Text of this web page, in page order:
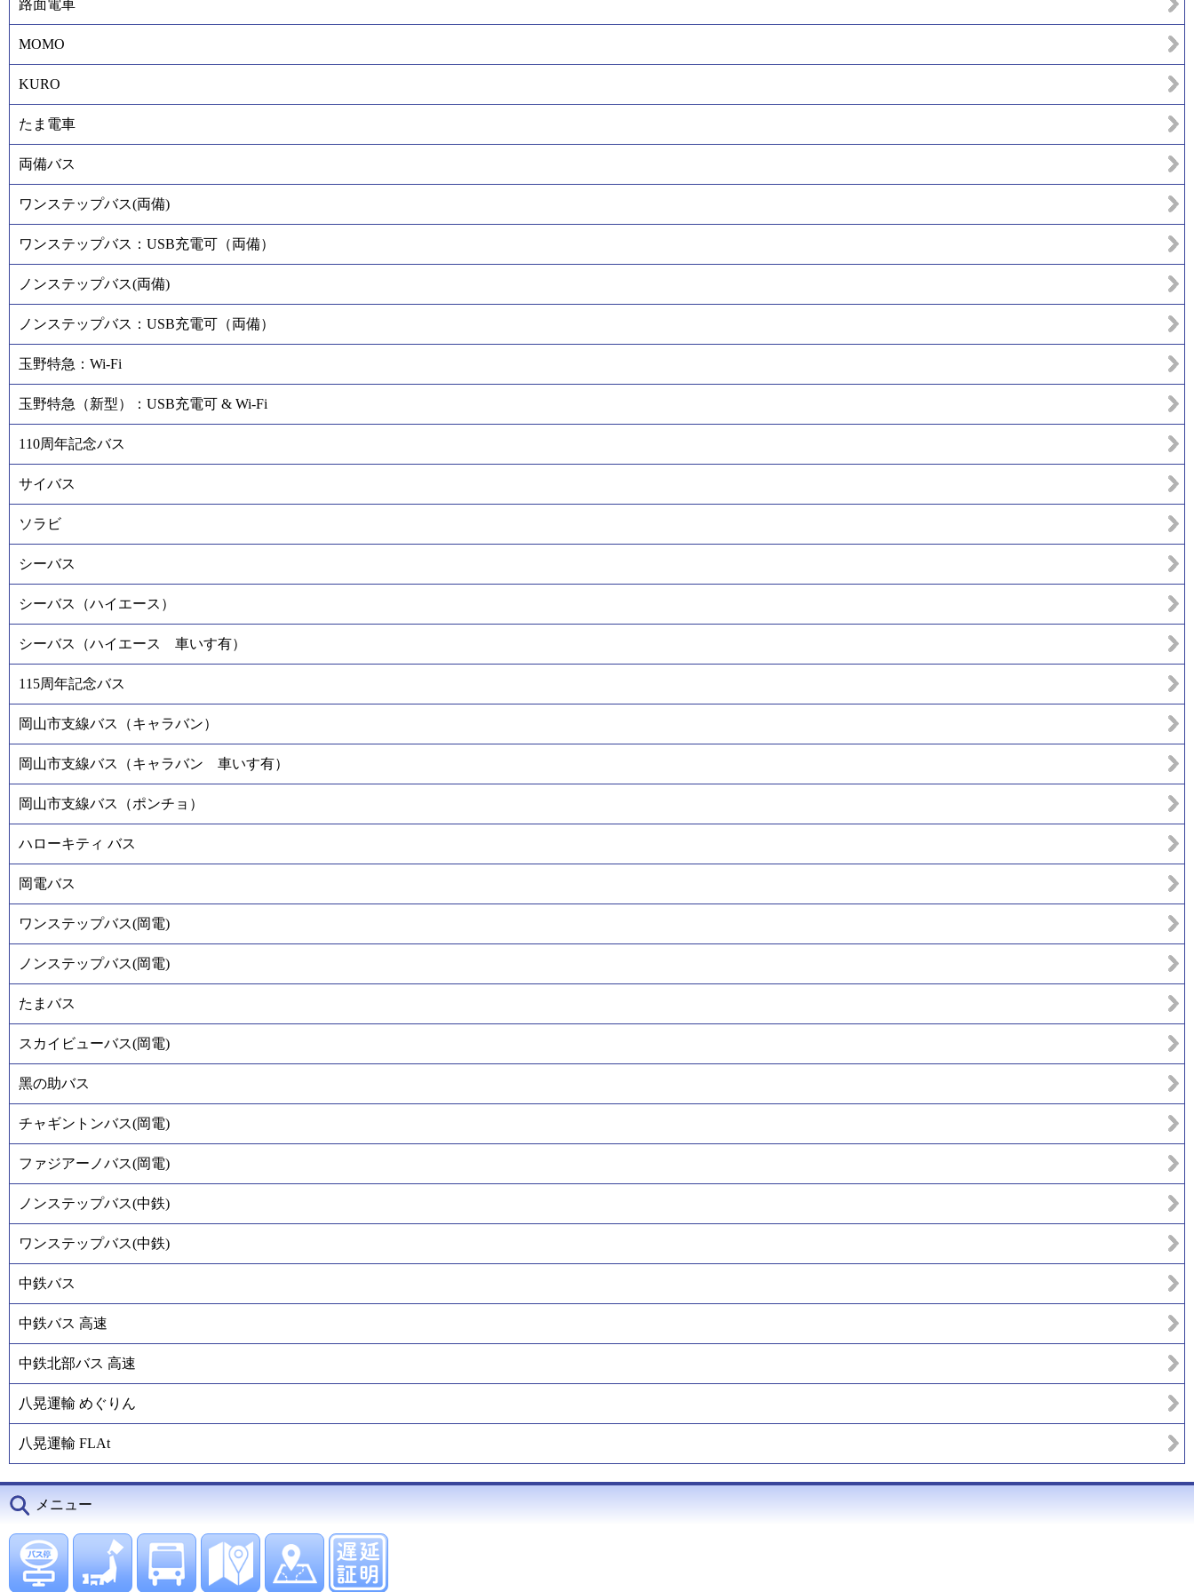
路面電車
MOMO
KURO
たま電車
両備バス
ワンステップバス(両備)
ワンステップバス：USB充電可（両備）
ノンステップバス(両備)
ノンステップバス：USB充電可（両備）
玉野特急：Wi-Fi
玉野特急（新型）：USB充電可 & Wi-Fi
110周年記念バス
サイバス
ソラビ
シーバス
シーバス（ハイエース）
シーバス（ハイエース 車いす有）
115周年記念バス
岡山市支線バス（キャラバン）
岡山市支線バス（キャラバン 車いす有）
岡山市支線バス（ポンチョ）
ハローキティ バス
岡電バス
ワンステップバス(岡電)
ノンステップバス(岡電)
たまバス
スカイビューバス(岡電)
黑の助バス
チャギントンバス(岡電)
ファジアーノバス(岡電)
ノンステップバス(中鉄)
ワンステップバス(中鉄)
中鉄バス
中鉄バス 高速
中鉄北部バス 高速
八晃運輸 めぐりん
八晃運輸 FLAt
メニュー